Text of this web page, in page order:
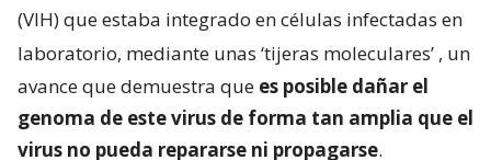
(VIH) que estaba integrado en células infectadas en
laboratorio, mediante unas ‘tijeras moleculares’ , un
avance que demuestra que es posible dañar el
genoma de este virus de forma tan amplia que el
virus no pueda repararse ni propagarse.